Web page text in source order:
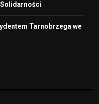
Tarnobrzega we